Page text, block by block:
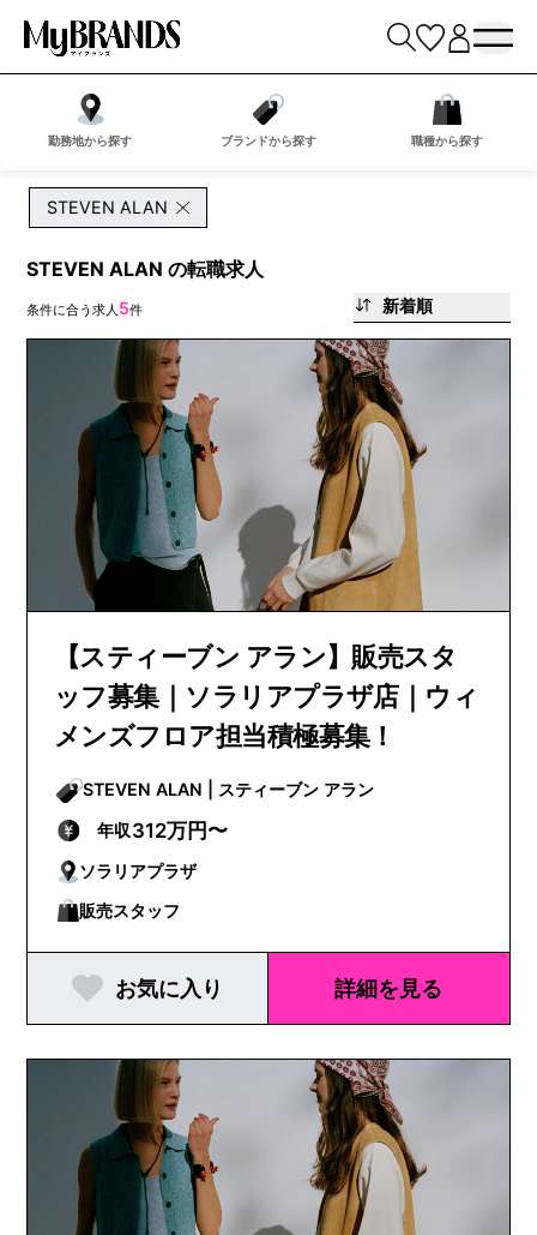
勤務地から探す ブランドから探す 職種から探す
STEVEN ALAN
STEVEN ALAN の転職求人
条件に合う求人 5件 新着順
【スティーブン アラン】販売スタ
ッフ募集｜ソラリアプラザ店｜ウィ
メンズフロア担当積極募集！
STEVEN ALAN | スティーブン アラン
年収312万円〜
ソラリアプラザ
販売スタッフ
お気に入り 詳細を見る